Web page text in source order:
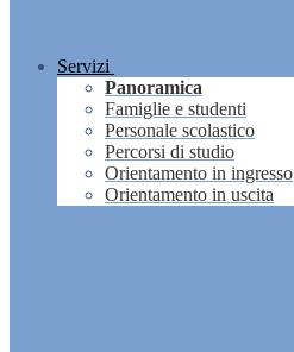
Servizi
Panoramica
Famiglie e studenti
Personale scolastico
Percorsi di studio
Orientamento in ingresso
Orientamento in uscita